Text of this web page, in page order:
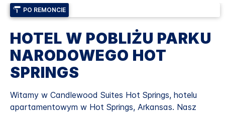
PO REMONCIE
HOTEL W POBLIŻU PARKU
NARODOWEGO HOT
SPRINGS
Witamy w Candlewood Suites Hot Springs, hotelu
apartamentowym w Hot Springs, Arkansas. Nasz